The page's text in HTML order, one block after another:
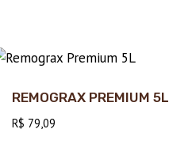
REMOGRAX PREMIUM 5L
R$ 79,09